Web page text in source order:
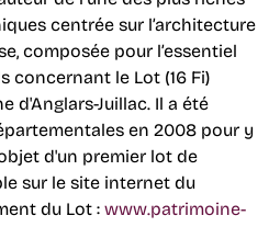
centrée sur l’architecture
composée pour l’essentiel
concernant le Lot (16 Fi)
d'Anglars-Juillac. Il a été
en 2008 pour y
d'un premier lot de
sur le site internet du
du Lot : www.patrimoine-